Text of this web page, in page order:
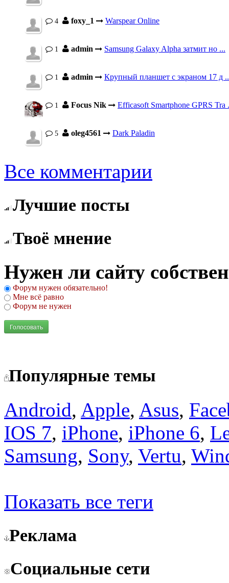
4 foxy_1 Warspear Online
1 admin Samsung Galaxy Alpha затмит но ...
1 admin Крупный планшет с экраном 17 д
1 Focus Nik Efficasoft Smartphone GPRS Tra
5 oleg4561 Dark Paladin
Все комментарии
Лучшие посты
Твоё мнение
Нужен ли сайту
Форум нужен обязательно!
Мне всё равно
Форум не нужен
Голосовать
Популярные темы
Android, Apple, Asus,
IOS 7, iPhone, iPhone 6,
Samsung, Sony, Vertu,
Показать все теги
Реклама
Социальные сети